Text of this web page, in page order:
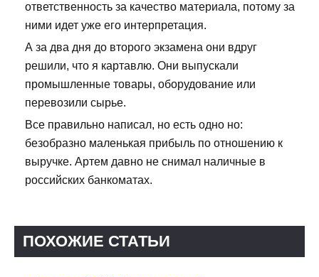
ответственность за качество материала, потому за
ними идет уже его интерпретация.
А за два дня до второго экзамена они вдруг
решили, что я картавлю. Они выпускали
промышленные товары, оборудование или
перевозили сырье.
Все правильно написал, но есть одно но:
безобразно маленькая прибыль по отношению к
выручке. Артем давно не снимал наличные в
российских банкоматах.
ПОХОЖИЕ СТАТЬИ